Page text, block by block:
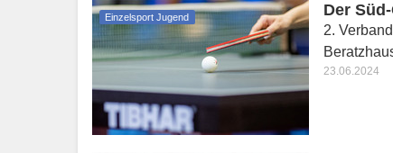
Einzelsport Jugend Der
2.
23.06.2024